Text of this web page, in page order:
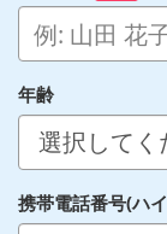
年齢
携帯電話番号(ハ